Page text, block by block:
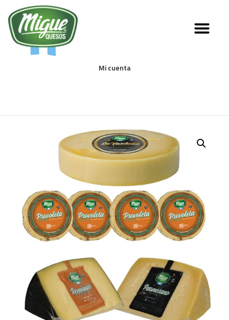
Mi cuenta